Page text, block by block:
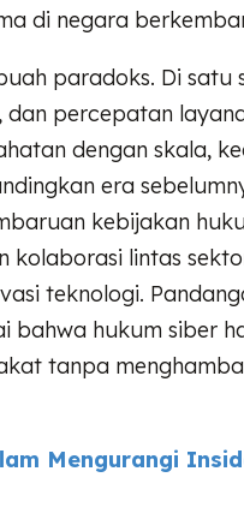
di negara
paradoks. Di satu
dan percepatan
dengan skala,
era
kebijakan
kolaborasi lintas
teknologi.
bahwa hukum siber
tanpa
Mengurangi